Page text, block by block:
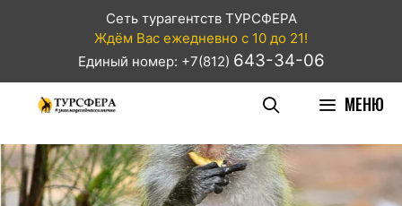
Сеть турагентств ТУРСФЕРА
Ждём Вас ежедневно с 10 до 21!
Единый номер: +7(812) 643-34-06
МЕНЮ